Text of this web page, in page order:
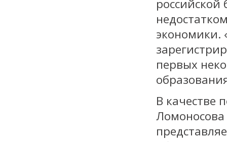
российской
экономики.
первых
В качестве